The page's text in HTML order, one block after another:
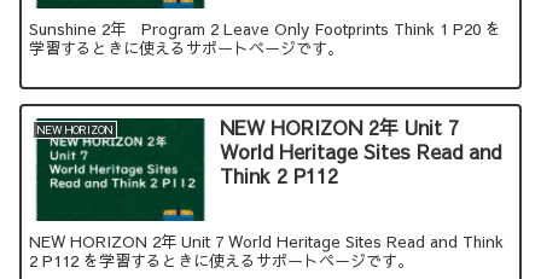
Sunshine 2年 Program 2 Leave Only Footprints Think 1 P20 を
学習するときに使えるサポートページです。
NEW HORIZON
NEW HORIZON 2年 Unit 7
World Heritage Sites Read and
Think 2 P112
NEW HORIZON 2年 Unit 7 World Heritage Sites Read and Think
2 P112 を学習するときに使えるサポートページです。